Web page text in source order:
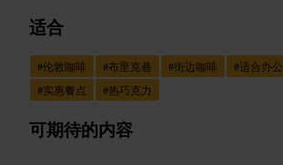
适合
#伦敦咖啡 #布里克巷 #街边咖啡 #适合办公
#实惠餐点 #热巧克力
可期待的内容